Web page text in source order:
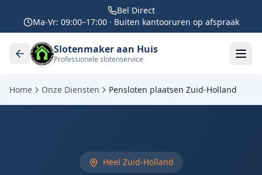
Bel Direct
Ma-Vr: 09:00–17:00 · Buiten kantooruren op afspraak
Slotenmaker aan Huis
Professionele slotenservice
Home Onze Diensten Pensloten plaatsen Zuid-Holland
Heel Zuid-Holland